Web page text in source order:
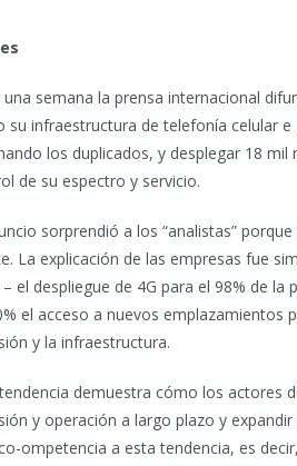
una semana la prensa internacional
su infraestructura de telefonía celular
los duplicados, y desplegar 18
de su espectro y servicio.
sorprendió a los “analistas”
La explicación de las empresas fue
– el despliegue de 4G para el 98% de
el acceso a nuevos
y la infraestructura.
demuestra cómo los actores
y operación a largo plazo y
ompetencia a esta tendencia, es